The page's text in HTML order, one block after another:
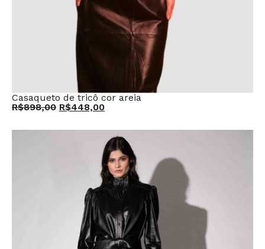
Casaqueto de tricô cor areia
R$898,00 R$448,00